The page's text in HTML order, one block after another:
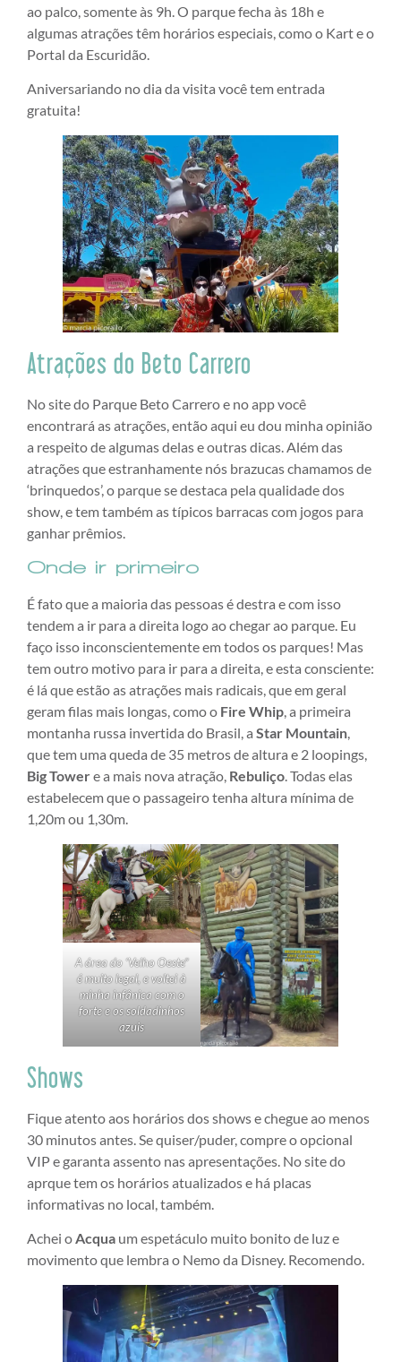
ao palco, somente às 9h. O parque fecha às 18h e
algumas atrações têm horários especiais, como o Kart e o
Portal da Escuridão.
Aniversariando no dia da visita você tem entrada
gratuita!
Atrações do Beto Carrero
No site do Parque Beto Carrero e no app você
encontrará as atrações, então aqui eu dou minha opinião
a respeito de algumas delas e outras dicas. Além das
atrações que estranhamente nós brazucas chamamos de
‘brinquedos’, o parque se destaca pela qualidade dos
show, e tem também as típicos barracas com jogos para
ganhar prêmios.
Onde ir primeiro
É fato que a maioria das pessoas é destra e com isso
tendem a ir para a direita logo ao chegar ao parque. Eu
faço isso inconscientemente em todos os parques! Mas
tem outro motivo para ir para a direita, e esta consciente:
é lá que estão as atrações mais radicais, que em geral
geram filas mais longas, como o Fire Whip , a primeira
montanha russa invertida do Brasil, a Star Mountain
que tem uma queda de 35 metros de altura e 2 loopings,
Big Towere a mais nova atração, Rebuliço . Todas elas
estabelecem que o passageiro tenha altura mínima de
1,20m ou 1,30m.
A área do ‘Velho Oeste”
é muito legal, e voltei à
minha infânica com o
forte e os soldadinhos
azuis
Shows
Fique atento aos horários dos shows e chegue ao menos
30 minutos antes. Se quiser/puder, compre o opcional
VIP e garanta assento nas apresentações. No site do
aprque tem os horários atualizados e há placas
informativas no local, também.
Achei oAcqua um espetáculo muito bonito de luz e
movimento que lembra o Nemo da Disney. Recomendo.